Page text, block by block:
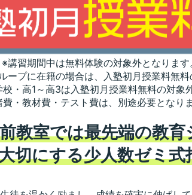
※講習期間中は無料体験の対象外となります
ープに在籍の場合は、入塾初月授業料無料
・高1～高3は入塾初月授業料無料の対象
費・教材費・テスト費は、別途必要となりま
教室では最先端の教
切にする少人数ゼミ